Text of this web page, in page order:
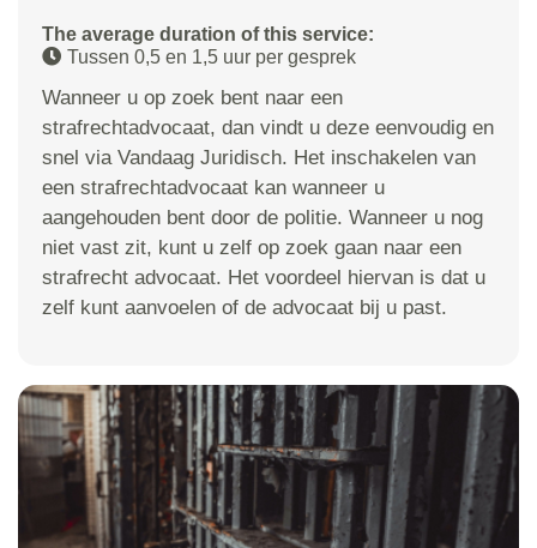
The average duration of this service:
Tussen 0,5 en 1,5 uur per gesprek
Wanneer u op zoek bent naar een
strafrechtadvocaat, dan vindt u deze eenvoudig en
snel via Vandaag Juridisch. Het inschakelen van
een strafrechtadvocaat kan wanneer u
aangehouden bent door de politie. Wanneer u nog
niet vast zit, kunt u zelf op zoek gaan naar een
strafrecht advocaat. Het voordeel hiervan is dat u
zelf kunt aanvoelen of de advocaat bij u past.